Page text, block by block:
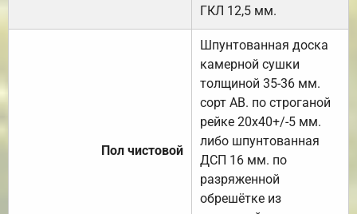
ГКЛ 12,5 мм.
Пол чистовой
Шпунтованная доска
камерной сушки
толщиной 35-36 мм.
сорт АВ. по строганой
рейке 20х40+/-5 мм.
либо шпунтованная
ДСП 16 мм. по
разряженной
обрешётке из